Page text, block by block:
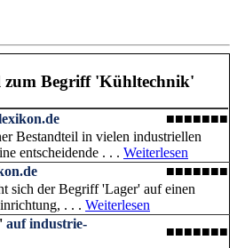
zum Begriff 'Kühltechnik'
■■■■■■■
Bestandteil in vielen industriellen
entscheidende . . . Weiterlesen
■■■■■■■
sich der Begriff 'Lager' auf einen
. . . Weiterlesen
' auf industrie-
■■■■■■■